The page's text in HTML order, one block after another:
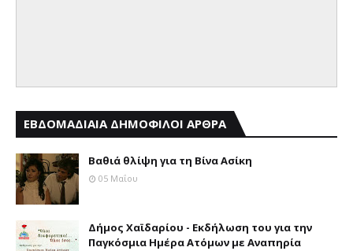
ΕΒΔΟΜΑΔΙΑΙΑ ΔΗΜΟΦΙΛΟΙ ΑΡΘΡΑ
Βαθιά θλίψη για τη Βίνα Ασίκη
05 Μαΐου
Δήμος Χαϊδαρίου - Εκδήλωση του για την
Παγκόσμια Ημέρα Ατόμων με Αναπηρία